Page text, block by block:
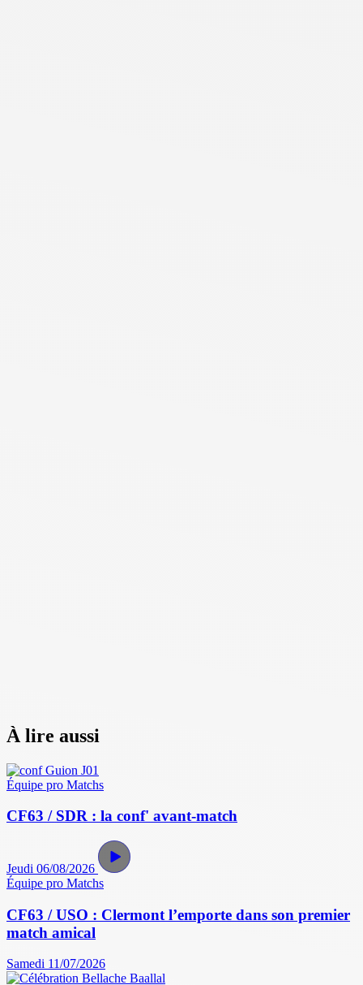
À lire aussi
Équipe pro Matchs
CF63 / SDR : la conf' avant-match
Jeudi 06/08/2026
Équipe pro Matchs
CF63 / USO : Clermont l’emporte dans son premier
match amical
Samedi 11/07/2026